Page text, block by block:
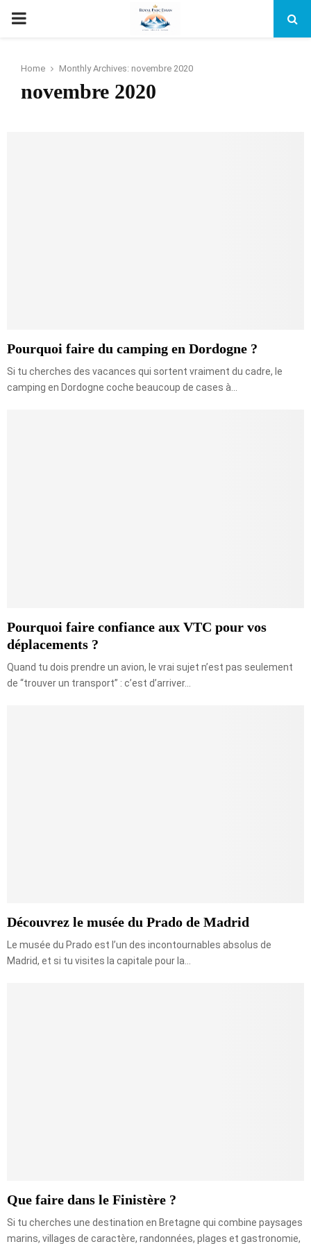
PRIMARY
Home Monthly Archives: novembre 2020
novembre 2020
Pourquoi faire du camping en Dordogne ?
Si tu cherches des vacances qui sortent vraiment du cadre, le
camping en Dordogne coche beaucoup de cases à...
Pourquoi faire confiance aux VTC pour vos
déplacements ?
Quand tu dois prendre un avion, le vrai sujet n’est pas seulement
de “trouver un transport” : c’est d’arriver...
Découvrez le musée du Prado de Madrid
Le musée du Prado est l’un des incontournables absolus de
Madrid, et si tu visites la capitale pour la...
Que faire dans le Finistère ?
Si tu cherches une destination en Bretagne qui combine paysages
marins, villages de caractère, randonnées, plages et gastronomie,